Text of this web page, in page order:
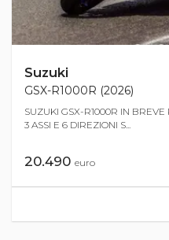
Suzuki
GSX-R1000R (2026)
SUZUKI GSX-R1000R IN
3 ASSI E 6 DIREZIONI S...
20.490 euro